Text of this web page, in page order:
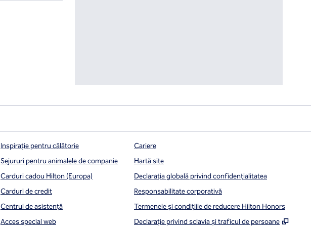
Inspirație pentru călătorie
Sejururi pentru animalele de companie
Carduri cadou Hilton (Europa)
Carduri de credit
Centrul de asistență
Acces special web
Cariere
Hartă site
Declarația globală privind confidenţialitatea
Responsabilitate corporativă
Termenele și condițiile de reducere Hilton Honors
Declarație privind sclavia și traficul de persoane
,